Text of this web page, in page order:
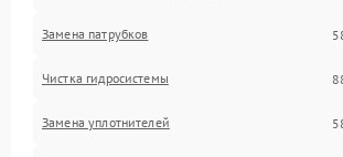
Замена патрубков
Чистка гидросистемы
Замена уплотнителей